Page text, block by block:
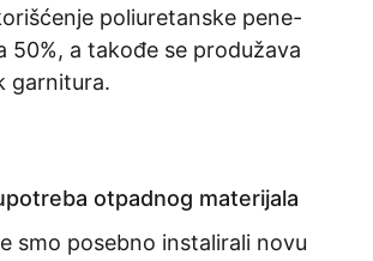
poliuretanske pene-
50%, a takođe se produžava
garnitura.
otpadnog materijala
smo posebno instalirali novu